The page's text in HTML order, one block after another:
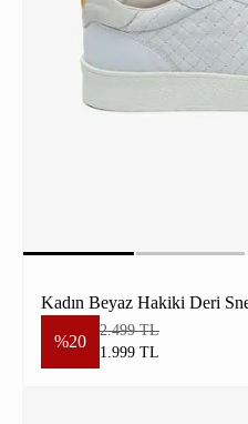
Kadın Beyaz Hakiki Deri
%20
2.499 TL
1.999 TL